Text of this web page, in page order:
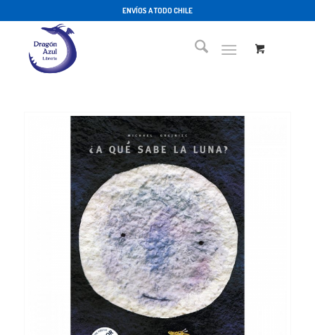
ENVÍOS A TODO CHILE